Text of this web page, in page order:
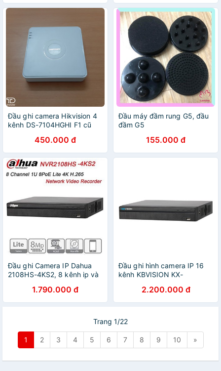
Đầu ghi camera Hikvision 4
kênh DS-7104HGHI F1 cũ
TURBO HD 3.0
450.000 đ
Đầu máy đầm rung G5, đầu
đầm G5
155.000 đ
Đầu ghi Camera IP Dahua
2108HS-4KS2, 8 kênh ip và
Chính hãng DSS
1.790.000 đ
Đầu ghi hình camera IP 16
kênh KBVISION KX-
2.200.000 đ
Trang 1/22
1 2 3 4 5 6 7 8 9 10 »